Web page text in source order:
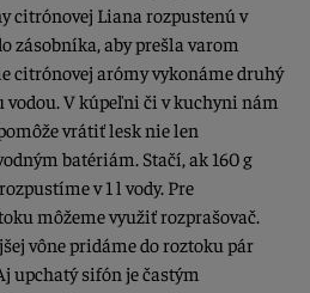
citrónovej Liana rozpustenú v
zásobníka, aby prešla varom
citrónovej arómy vykonáme druhý
V kúpeľni či v kuchyni nám
vrátiť lesk nie len
batériám. Stačí, ak 160 g
v 1 l vody. Pre
môžeme využiť rozprašovač.
vône pridáme do roztoku pár
upchatý sifón je častým